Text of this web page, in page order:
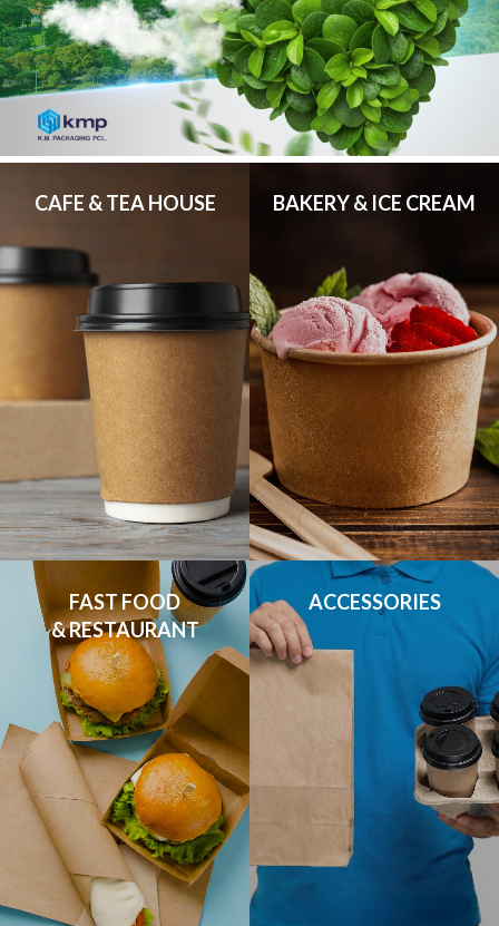
CAFE & TEA HOUSE BAKERY & ICE CREAM
FAST FOOD
& RESTAURANT
ACCESSORIES